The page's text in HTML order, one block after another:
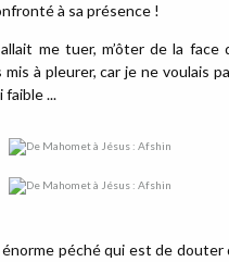
à sa présence !
me tuer, m’ôter de la face
mis à pleurer, car je ne voulais
...
péché qui est de douter